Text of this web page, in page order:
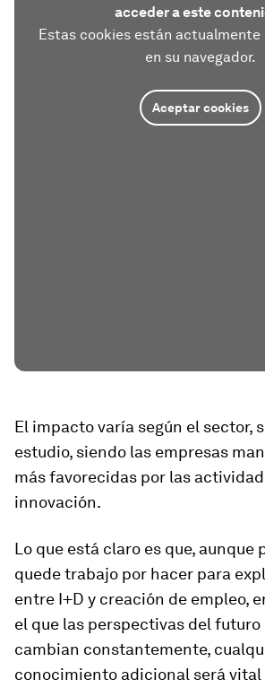
acceder a este
Estas cookies están
en su navegador.
Aceptar cookies
El impacto varía según el sector,
estudio, siendo las empresas
más favorecidas por las
innovación.
Lo que está claro es que, aunque
quede trabajo por hacer para
entre I+D y creación de empleo,
el que las perspectivas del
cambian constantemente,
conocimiento adicional será vital